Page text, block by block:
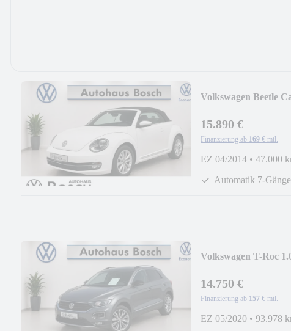
Volkswagen Beetle
15.890 €
Finanzierung ab 169 € mtl.
EZ 04/2014 • 47.000
Automatik 7-Gänge
Volkswagen T-Roc
14.750 €
Finanzierung ab 157 € mtl.
EZ 05/2020 • 93.978